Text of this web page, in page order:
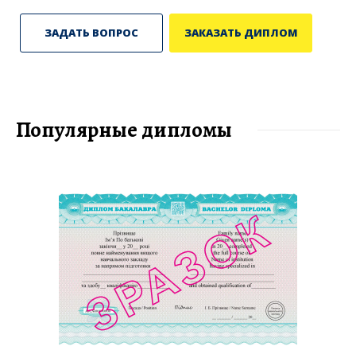
ЗАДАТЬ ВОПРОС ЗАКАЗАТЬ ДИПЛОМ
Популярные дипломы